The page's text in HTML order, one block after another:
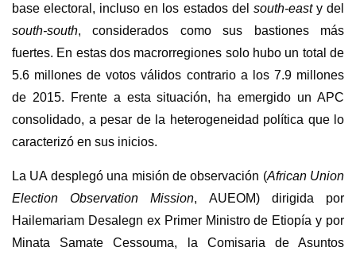
base electoral, incluso en los estados del south-easty del
south-south, considerados como sus bastiones más
fuertes. En estas dos macrorregiones solo hubo un total de
5.6 millones de votos válidos contrario a los 7.9 millones
de 2015. Frente a esta situación, ha emergido un APC
consolidado, a pesar de la heterogeneidad política que lo
caracterizó en sus inicios.
La UA desplegó una misión de observación (African Union
Election Observation Mission, AUEOM) dirigida por
Hailemariam Desalegn ex Primer Ministro de Etiopía y por
Minata Samate Cessouma, la Comisaria de Asuntos